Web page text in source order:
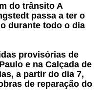
do trânsito A
passa a ter o
durante todo o dia
provisórias de
e na Calçada de
a partir do dia 7,
de reparação do